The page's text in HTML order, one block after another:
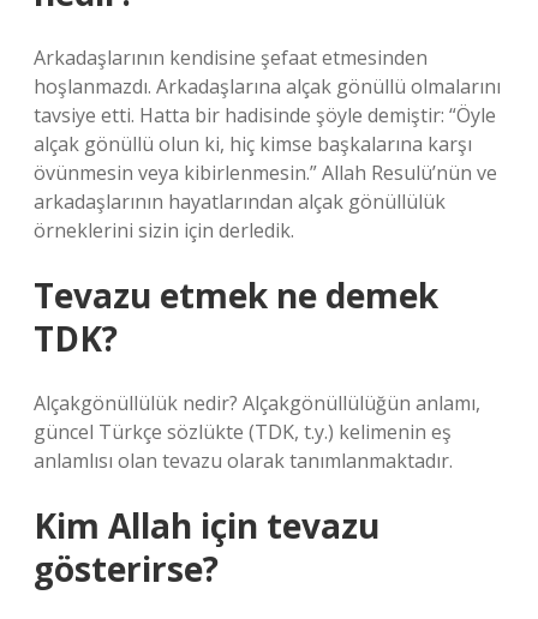
Arkadaşlarının kendisine şefaat etmesinden
hoşlanmazdı. Arkadaşlarına alçak gönüllü olmalarını
tavsiye etti. Hatta bir hadisinde şöyle demiştir: “Öyle
alçak gönüllü olun ki, hiç kimse başkalarına karşı
övünmesin veya kibirlenmesin.” Allah Resulü’nün ve
arkadaşlarının hayatlarından alçak gönüllülük
örneklerini sizin için derledik.
Tevazu etmek ne demek
TDK?
Alçakgönüllülük nedir? Alçakgönüllülüğün anlamı,
güncel Türkçe sözlükte (TDK, t.y.) kelimenin eş
anlamlısı olan tevazu olarak tanımlanmaktadır.
Kim Allah için tevazu
gösterirse?